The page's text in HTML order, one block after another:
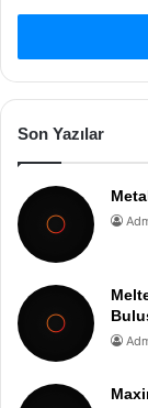
Son Yazılar